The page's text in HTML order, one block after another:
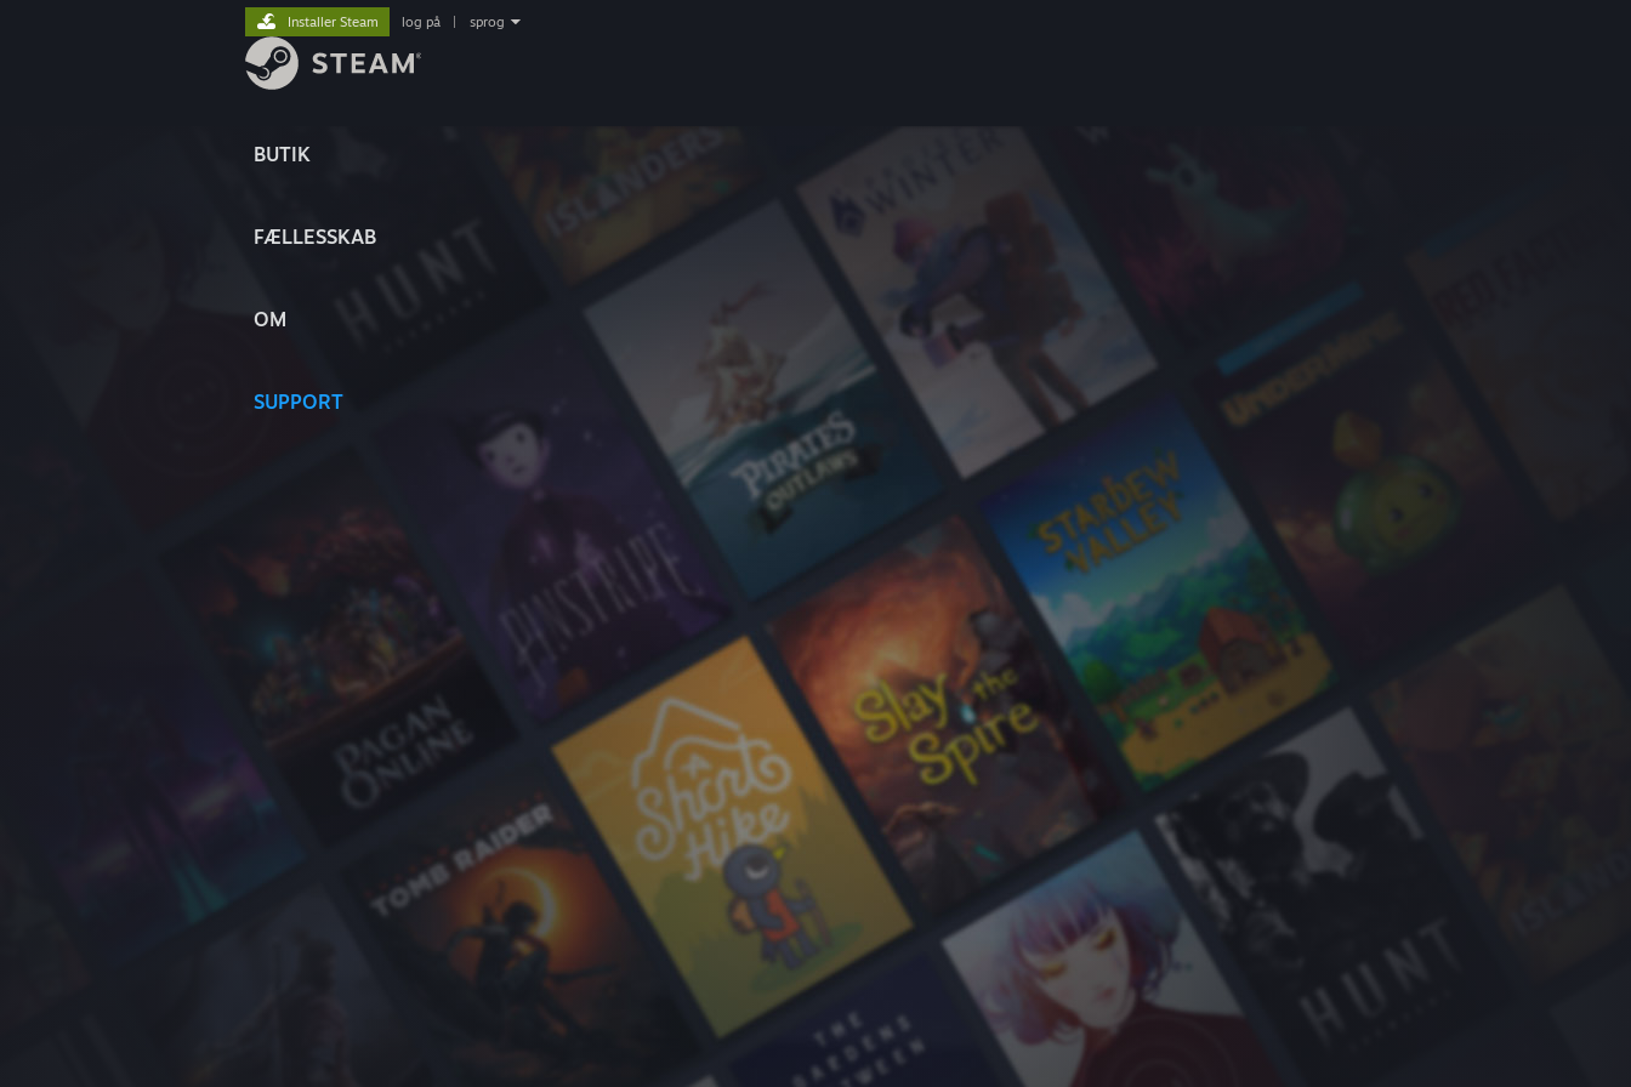
BUTIK
FÆLLESSKAB
OM
SUPPORT
Installer Steam log på sprog